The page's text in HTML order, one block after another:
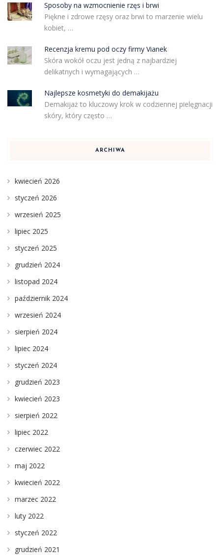
Sposoby na wzmocnienie rzęs i brwi
Piękne i zdrowe rzęsy oraz brwi to marzenie wielu
kobiet, …
Recenzja kremu pod oczy firmy Vianek
Skóra wokół oczu jest jedną z najbardziej
delikatnych i wymagających …
Najlepsze kosmetyki do demakijażu
Demakijaż to kluczowy krok w codziennej pielęgnacji
skóry, który często …
ARCHIWA
kwiecień 2026
styczeń 2026
wrzesień 2025
lipiec 2025
styczeń 2025
grudzień 2024
listopad 2024
październik 2024
wrzesień 2024
sierpień 2024
lipiec 2024
styczeń 2024
grudzień 2023
kwiecień 2023
sierpień 2022
lipiec 2022
czerwiec 2022
maj 2022
kwiecień 2022
marzec 2022
luty 2022
styczeń 2022
grudzień 2021